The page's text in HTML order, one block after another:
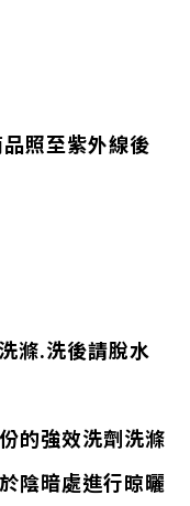
照至紫外線後
滌.洗後請脫水
的強效洗劑洗滌
陰暗處進行晾曬